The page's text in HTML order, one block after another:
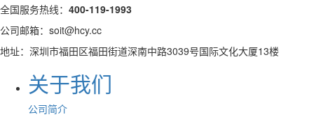
全国服务热线： 400-119-1993
公司邮箱：soit@hcy.cc
地址：深圳市福田区福田街道深南中路3039号国际文化大厦13楼
关于我们
公司简介